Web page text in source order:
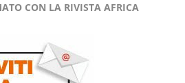
CON LA RIVISTA AFRICA